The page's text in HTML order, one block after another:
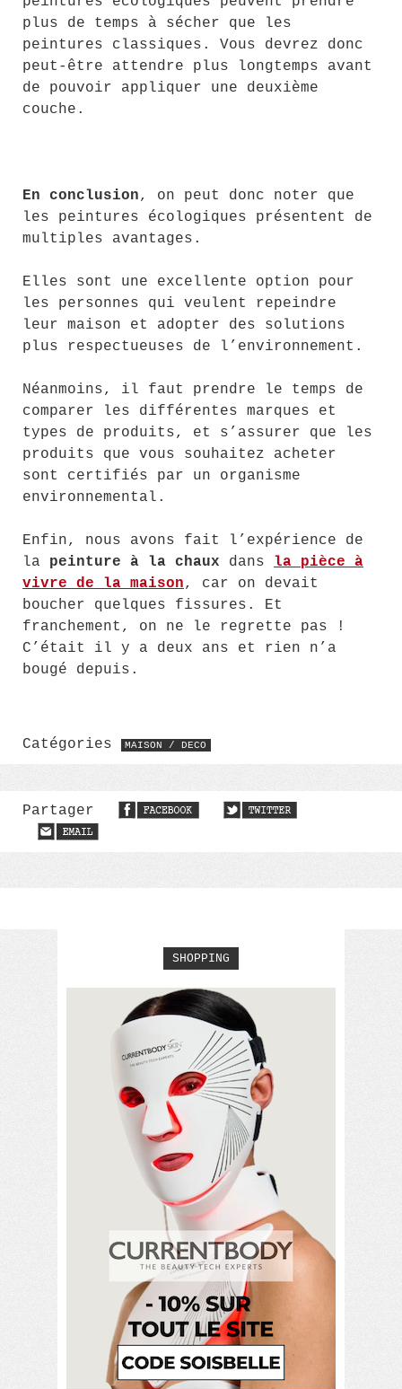
plus de temps à sécher que les
peintures classiques. Vous devrez donc
peut-être attendre plus longtemps avant
de pouvoir appliquer une deuxième
couche.
En conclusion, on peut donc noter que
les peintures écologiques présentent de
multiples avantages.
Elles sont une excellente option pour
les personnes qui veulent repeindre
leur maison et adopter des solutions
plus respectueuses de l’environnement.
Néanmoins, il faut prendre le temps de
comparer les différentes marques et
types de produits, et s’assurer que les
produits que vous souhaitez acheter
sont certifiés par un organisme
environnemental.
Enfin, nous avons fait l’expérience de
la peinture à la chaux dans la pièce à
vivre de la maison, car on devait
boucher quelques fissures. Et
franchement, on ne le regrette pas !
C’était il y a deux ans et rien n’a
bougé depuis.
Catégories MAISON / DECO
Partager
SHOPPING